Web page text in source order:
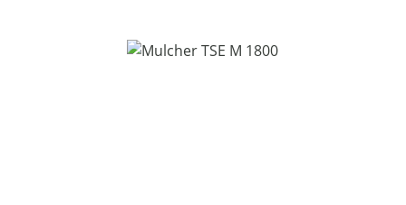
Bildergalerie überspringen